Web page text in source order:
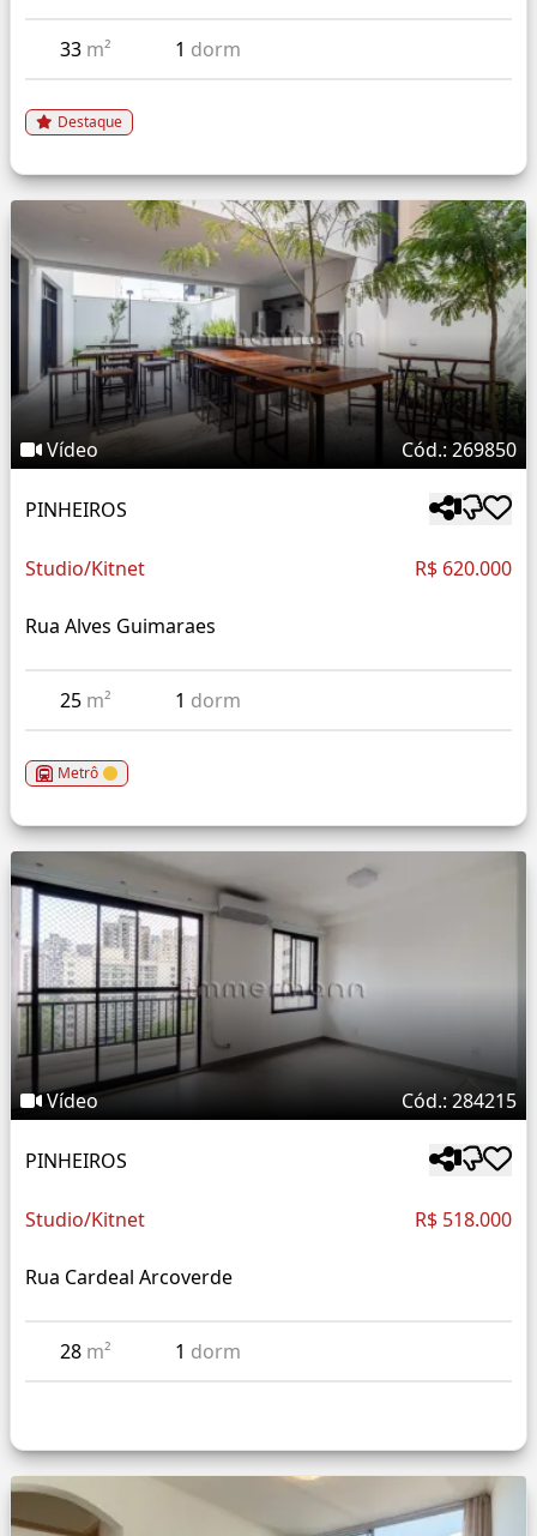
33 m² 1 dorm
Destaque
Vídeo Cód.: 269850
PINHEIROS
Studio/Kitnet R$ 620.000
Rua Alves Guimaraes
25 m² 1 dorm
Metrô
Vídeo Cód.: 284215
PINHEIROS
Studio/Kitnet R$ 518.000
Rua Cardeal Arcoverde
28 m² 1 dorm